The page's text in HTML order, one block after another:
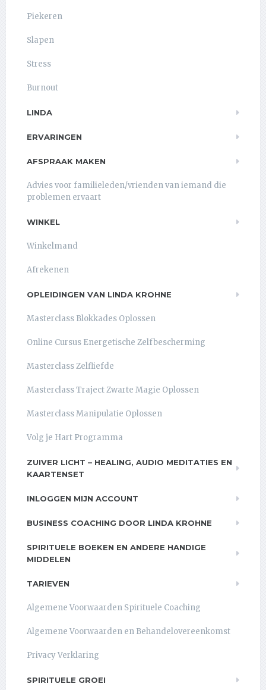
Piekeren
Slapen
Stress
Burnout
LINDA
ERVARINGEN
AFSPRAAK MAKEN
Advies voor familieleden/vrienden van iemand die
problemen ervaart
WINKEL
Winkelmand
Afrekenen
OPLEIDINGEN VAN LINDA KROHNE
Masterclass Blokkades Oplossen
Online Cursus Energetische Zelfbescherming
Masterclass Zelfliefde
Masterclass Traject Zwarte Magie Oplossen
Masterclass Manipulatie Oplossen
Volg je Hart Programma
ZUIVER LICHT – HEALING, AUDIO MEDITATIES EN
KAARTENSET
INLOGGEN MIJN ACCOUNT
BUSINESS COACHING DOOR LINDA KROHNE
SPIRITUELE BOEKEN EN ANDERE HANDIGE
MIDDELEN
TARIEVEN
Algemene Voorwaarden Spirituele Coaching
Algemene Voorwaarden en Behandelovereenkomst
Privacy Verklaring
SPIRITUELE GROEI